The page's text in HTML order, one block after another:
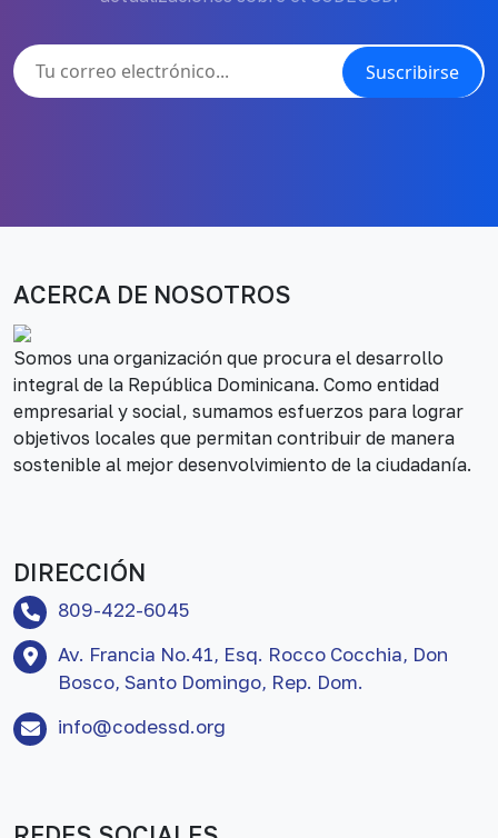
Suscribirse
ACERCA DE NOSOTROS
Somos una organización que procura el desarrollo
integral de la República Dominicana. Como entidad
empresarial y social, sumamos esfuerzos para lograr
objetivos locales que permitan contribuir de manera
sostenible al mejor desenvolvimiento de la ciudadanía.
DIRECCIÓN
809-422-6045
Av. Francia No.41, Esq. Rocco Cocchia, Don
Bosco, Santo Domingo, Rep. Dom.
info@codessd.org